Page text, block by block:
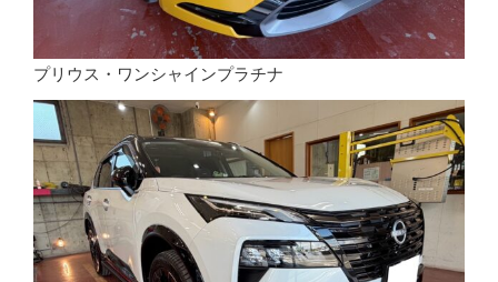
プリウス・ワンシャインプラチナ